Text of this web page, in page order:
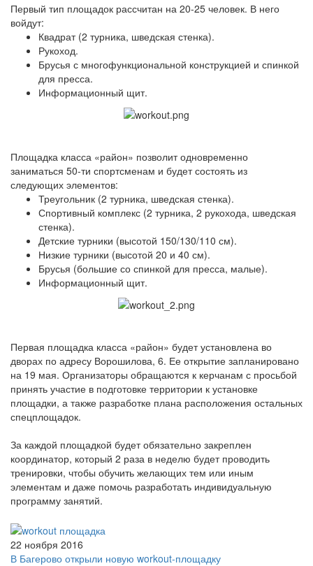
Первый тип площадок рассчитан на 20-25 человек. В него
войдут:
Квадрат (2 турника, шведская стенка).
Рукоход.
Брусья с многофункциональной конструкцией и спинкой
для пресса.
Информационный щит.
Площадка класса «район» позволит одновременно
заниматься 50-ти спортсменам и будет состоять из
следующих элементов:
Треугольник (2 турника, шведская стенка).
Спортивный комплекс (2 турника, 2 рукохода, шведская
стенка).
Детские турники (высотой 150/130/110 см).
Низкие турники (высотой 20 и 40 см).
Брусья (большие со спинкой для пресса, малые).
Информационный щит.
Первая площадка класса «район» будет установлена во
дворах по адресу Ворошилова, 6. Ее открытие запланировано
на 19 мая. Организаторы обращаются к керчанам с просьбой
принять участие в подготовке территории к установке
площадки, а также разработке плана расположения остальных
спецплощадок.
За каждой площадкой будет обязательно закреплен
координатор, который 2 раза в неделю будет проводить
тренировки, чтобы обучить желающих тем или иным
элементам и даже помочь разработать индивидуальную
программу занятий.
22 ноября 2016
В Багерово открыли новую workout-площадку